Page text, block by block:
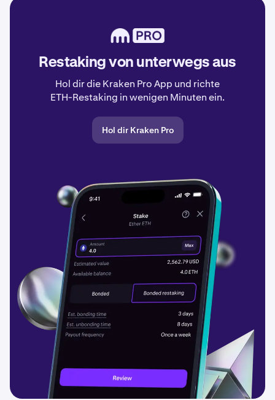
Restaking von unterwegs aus
Hol dir die Kraken Pro App und richte
ETH-Restaking in wenigen Minuten ein.
Hol dir Kraken Pro